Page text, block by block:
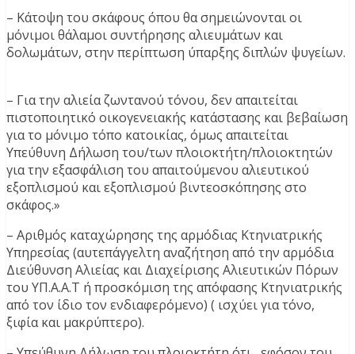
– Κάτοψη του σκάφους όπου θα σημειώνονται οι
μόνιμοι θάλαμοι συντήρησης αλιευμάτων και
δολωμάτων, στην περίπτωση ύπαρξης διπλών ψυγείων.
– Για την αλιεία ζωντανού τόνου, δεν απαιτείται
πιστοποιητικό οικογενειακής κατάστασης και βεβαίωση
για το μόνιμο τόπο κατοικίας, όμως απαιτείται
Υπεύθυνη Δήλωση του/των πλοιοκτήτη/πλοιοκτητών
για την εξασφάλιση του απαιτούμενου αλιευτικού
εξοπλισμού και εξοπλισμού βιντεοσκόπησης στο
σκάφος.»
– Αριθμός καταχώρησης της αρμόδιας Κτηνιατρικής
Υπηρεσίας (αυτεπάγγελτη αναζήτηση από την αρμόδια
Διεύθυνση Αλιείας και Διαχείρισης Αλιευτικών Πόρων
του ΥΠ.Α.Α.Τ ή προσκόμιση της απόφασης Κτηνιατρικής
από τον ίδιο τον ενδιαφερόμενο) ( ισχύει για τόνο,
ξιφία και μακρύπτερο).